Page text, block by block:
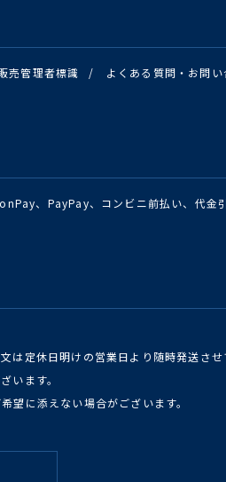
売管理者標識 / よくある質問・お問い
、PayPay、コンビニ前払い、代金
定休日明けの営業日より随時発送させ
います。
望に添えない場合がございます。